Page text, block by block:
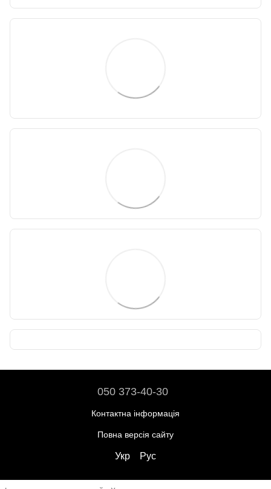
050 373-40-30
Контактна інформація
Повна версія сайту
Укр Рус